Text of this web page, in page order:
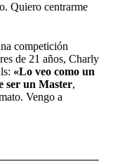
Quiero centrarme
competición
de 21 años, Charly
«Lo veo como un
ser un Master,
Vengo a